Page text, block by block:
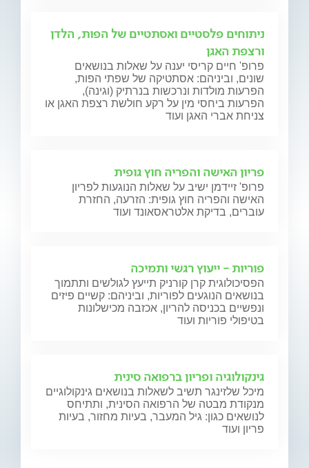
ניתוחים פלסטיים ואסתטיים של הפות, הלדן
ורצפת האגן
פרופ' חיים קריסי יענה על שאלות בנושאים
שונים, וביניהם: אסתטיקה של שפתי הפות,
הפרעות מולדות ונרכשות בנרתיק (וגינה),
הפרעות ביחסי מין על רקע חולשת רצפת האגן או
צניחת אברי האגן ועוד
פריון האישה והפריה חוץ גופית
פרופ' זיידמן ישיב על שאלות הנוגעות לפריון
האישה והפריה חוץ גופית: הזרעה, החזרת
עוברים, בדיקת אלטראסאונד ועוד
פוריות - ייעוץ רגשי ותמיכה
הפסיכולוגית קרן קורניק תייעץ לגולשים ותתמוך
בנושאים הנוגעים לפוריות, וביניהם: קשיים פיזים
ונפשיים בכניסה להריון, אכזבה מכישלונות
בטיפולי פוריות ועוד
גינקולוגיה ופריון ברפואה סינית
מיכל שלזינגר תשיב לשאלות בנושאים גינקולוגיים
מנקודת מבטה של הרפואה הסינית, ותתיחס
לנושאים כגון: גיל המעבר, בעיות מחזור, בעיות
פריון ועוד